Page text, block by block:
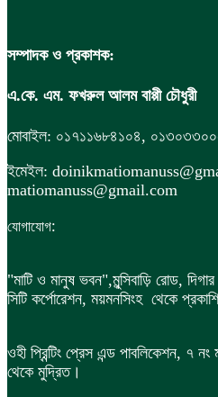
সম্পাদক ও প্রকাশক:
এ.কে. এম. ফখরুল আলম বাপ্পী চৌধুরী
মোবাইল: ০১৭১১৬৮৪১০৪,
ইমেইল:
matiomanuss@gmail.com
যোগাযোগ:
"মাটি ও মানুষ ভবন",মুন্সিবাড়ি রোড,
সিটি কর্পোরেশন, ময়মনসিংহ থেকে
ওহী প্রিন্টিং প্রেস এন্ড পাবলিকেশন, ৭
থেকে মুদ্রিত।